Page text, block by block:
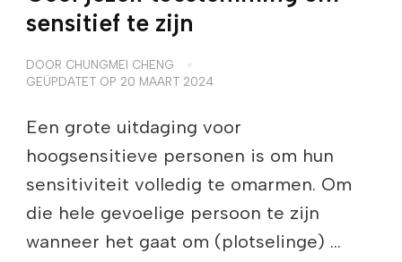
sensitief te zijn
DOOR CHUNGMEI CHENG
GEÜPDATET OP 20 MAART 2024
Een grote uitdaging voor
hoogsensitieve personen is om hun
sensitiviteit volledig te omarmen. Om
die hele gevoelige persoon te zijn
wanneer het gaat om (plotselinge) …